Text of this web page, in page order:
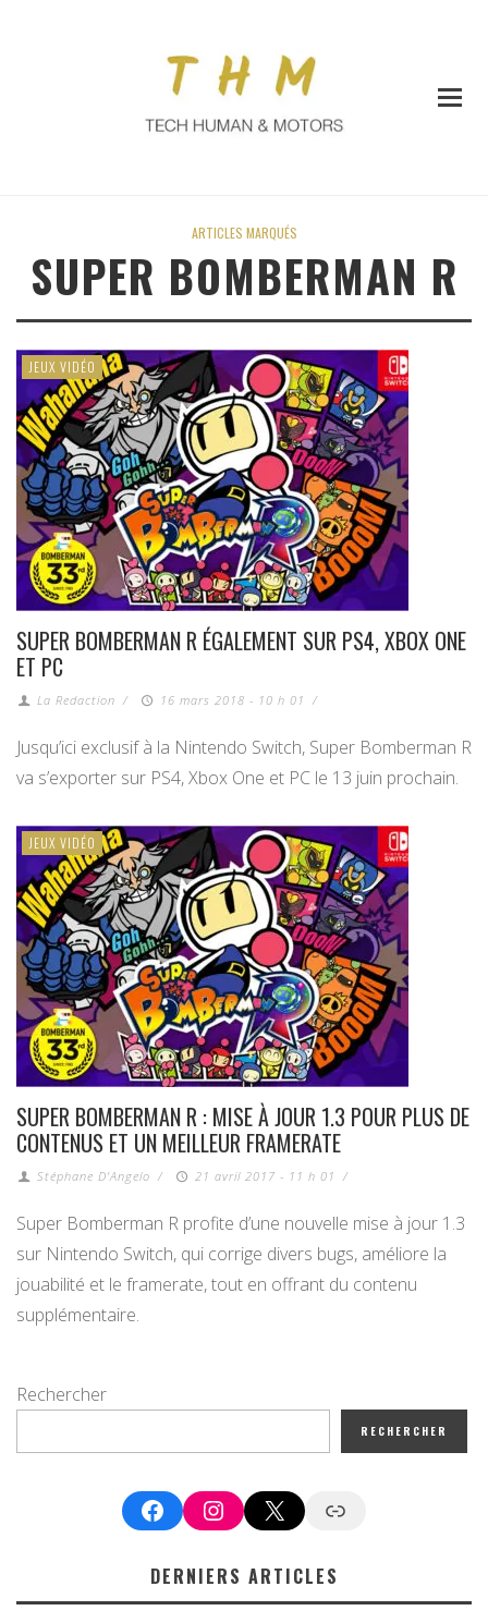
ARTICLES MARQUÉS
SUPER BOMBERMAN R
JEUX VIDÉO
SUPER BOMBERMAN R ÉGALEMENT SUR PS4, XBOX ONE
ET PC
La Redaction / 16 mars 2018 - 10 h 01 /
Jusqu’ici exclusif à la Nintendo Switch, Super Bomberman R
va s’exporter sur PS4, Xbox One et PC le 13 juin prochain.
JEUX VIDÉO
SUPER BOMBERMAN R : MISE À JOUR 1.3 POUR PLUS DE
CONTENUS ET UN MEILLEUR FRAMERATE
Stéphane D'Angelo / 21 avril 2017 - 11 h 01 /
Super Bomberman R profite d’une nouvelle mise à jour 1.3
sur Nintendo Switch, qui corrige divers bugs, améliore la
jouabilité et le framerate, tout en offrant du contenu
supplémentaire.
Rechercher
RECHERCHER
FacebookInstagram
X Google News
DERNIERS ARTICLES